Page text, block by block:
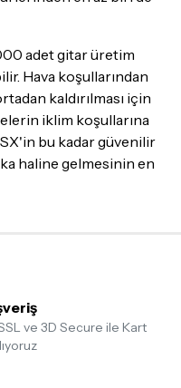
adet gitar üretim
Hava koşullarından
kaldırılması için
iklim koşullarına
bu kadar güvenilir
haline gelmesinin en
ve 3D Secure ile Kart